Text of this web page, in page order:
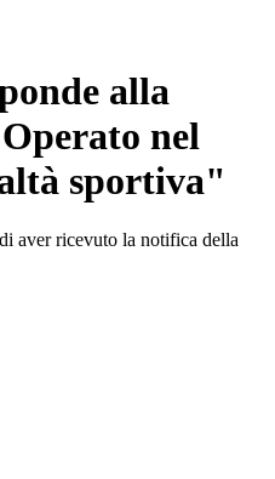
alla
nel
sportiva"
aver ricevuto la notifica della